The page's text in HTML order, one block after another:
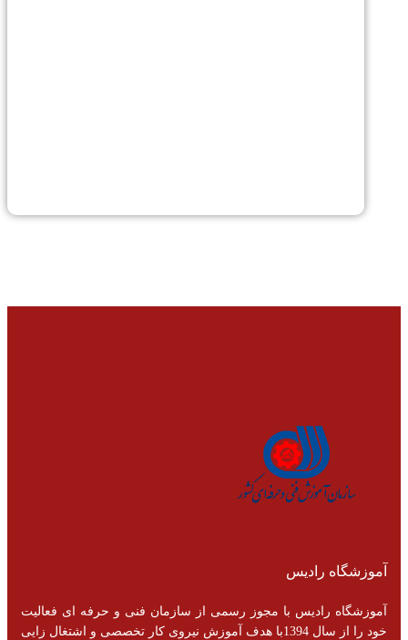
آموزشگاه رادیس
آموزشگاه رادیس با مجوز رسمی از سازمان فنی و حرفه ای فعالیت
خود را از سال 1394با هدف آموزش نیروی کار تخصصی و اشتغال زایی